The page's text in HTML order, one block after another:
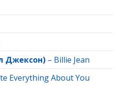
Джексон) – Billie Jean
Everything About You